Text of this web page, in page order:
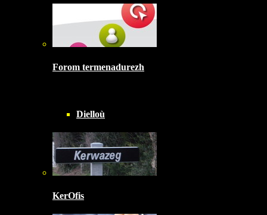
Forom termenadurezh
Dielloù
KerOfis